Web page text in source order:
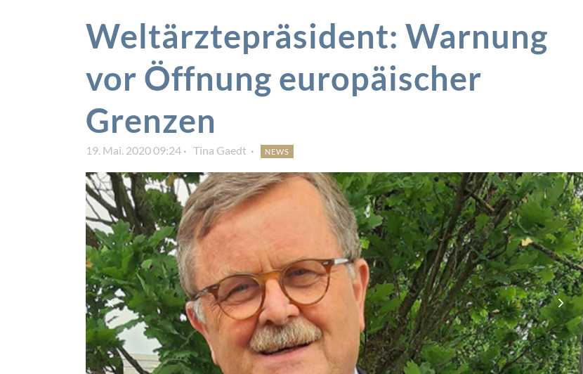
Weltärztepräsident: Warnung
vor Öffnung europäischer
Grenzen
19. Mai. 2020 09:24 Tina Gaedt NEWS